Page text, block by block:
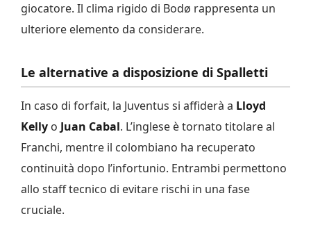
giocatore. Il clima rigido di Bodø rappresenta un
ulteriore elemento da considerare.
Le alternative a disposizione di Spalletti
In caso di forfait, la Juventus si affiderà a Lloyd
Kelly o Juan Cabal. L’inglese è tornato titolare al
Franchi, mentre il colombiano ha recuperato
continuità dopo l’infortunio. Entrambi permettono
allo staff tecnico di evitare rischi in una fase
cruciale.